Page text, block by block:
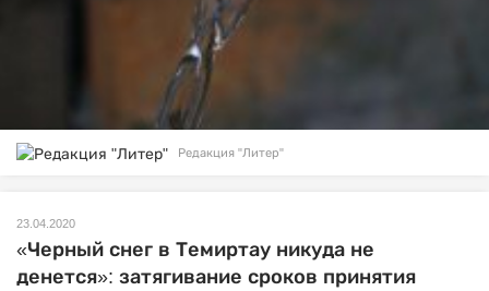
Редакция "Литер"
23.04.2020
«Черный снег в Темиртау никуда не
денется»: затягивание сроков принятия